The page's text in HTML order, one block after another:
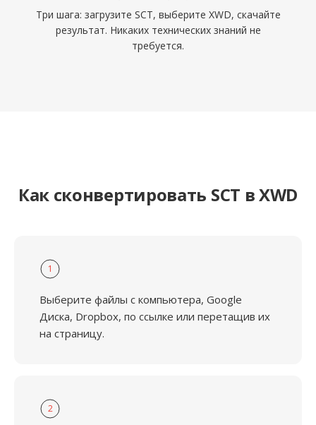
Три шага: загрузите SCT, выберите XWD, скачайте
результат. Никаких технических знаний не
требуется.
Как сконвертировать SCT в XWD
1
Выберите файлы с компьютера, Google
Диска, Dropbox, по ссылке или перетащив их
на страницу.
2